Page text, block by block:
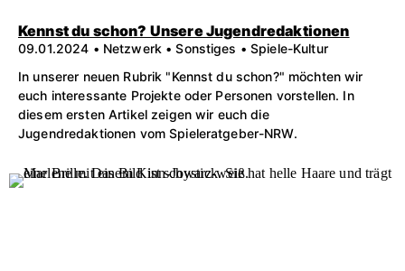
Kennst du schon? Unsere Jugendredaktionen
09.01.2024 • Netzwerk • Sonstiges • Spiele-Kultur
In unserer neuen Rubrik "Kennst du schon?" möchten wir
euch interessante Projekte oder Personen vorstellen. In
diesem ersten Artikel zeigen wir euch die
Jugendredaktionen vom Spieleratgeber-NRW.